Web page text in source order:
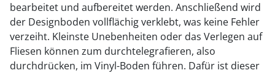
bearbeitet und aufbereitet werden. Anschließend wird
der Designboden vollflächig verklebt, was keine Fehler
verzeiht. Kleinste Unebenheiten oder das Verlegen auf
Fliesen können zum durchtelegrafieren, also
durchdrücken, im Vinyl-Boden führen. Dafür ist dieser